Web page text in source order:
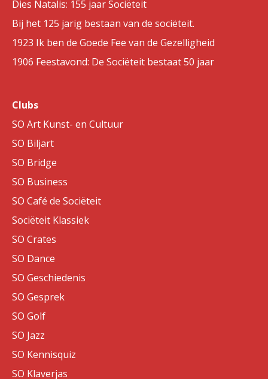
Dies Natalis: 155 jaar Sociëteit
Bij het 125 jarig bestaan van de sociëteit.
1923 Ik ben de Goede Fee van de Gezelligheid
1906 Feestavond: De Sociëteit bestaat 50 jaar
Clubs
SO Art Kunst- en Cultuur
SO Biljart
SO Bridge
SO Business
SO Café de Sociëteit
Sociëteit Klassiek
SO Crates
SO Dance
SO Geschiedenis
SO Gesprek
SO Golf
SO Jazz
SO Kennisquiz
SO Klaverjas